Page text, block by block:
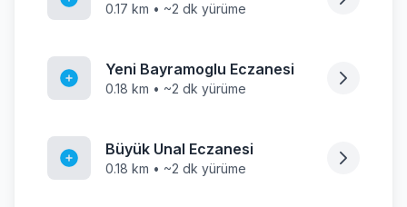
0.17 km • ~2 dk yürüme
Yeni Bayramoglu Eczanesi
0.18 km • ~2 dk yürüme
Büyük Unal Eczanesi
0.18 km • ~2 dk yürüme